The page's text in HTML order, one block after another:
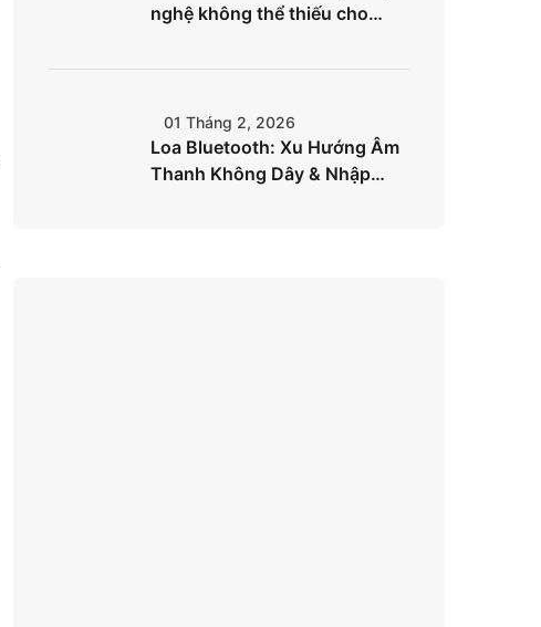
nghệ không thể thiếu cho
01 Tháng 2, 2026
Loa Bluetooth: Xu Hướng Âm
Thanh Không Dây & Nhập